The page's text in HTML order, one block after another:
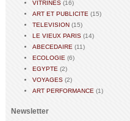
VITRINES (16)
ART ET PUBLICITE (15)
TELEVISION (15)
LE VIEUX PARIS (14)
ABECEDAIRE (11)
ECOLOGIE (6)
EGYPTE (2)
VOYAGES (2)
ART PERFORMANCE (1)
Newsletter